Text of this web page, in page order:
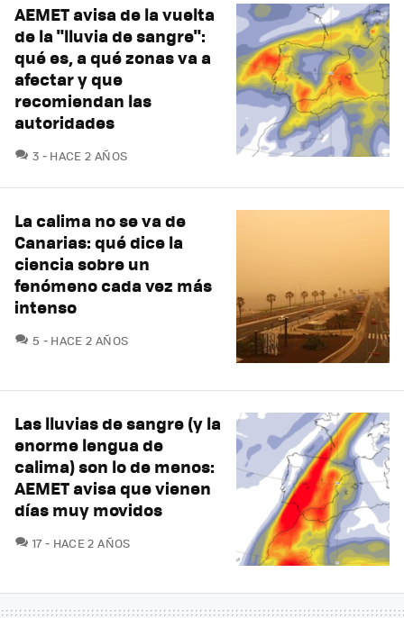
AEMET avisa de la vuelta
de la "lluvia de sangre":
qué es, a qué zonas va a
afectar y que
recomiendan las
autoridades
3 COMENTARIOS
HACE 2 AÑOS
La calima no se va de
Canarias: qué dice la
ciencia sobre un
fenómeno cada vez más
intenso
5 COMENTARIOS
HACE 2 AÑOS
Las lluvias de sangre (y la
enorme lengua de
calima) son lo de menos:
AEMET avisa que vienen
días muy movidos
17COMENTARIOS
HACE 2 AÑOS